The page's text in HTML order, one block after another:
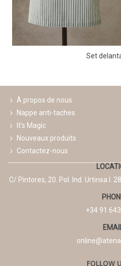
Set
À propos de nous
Nappe anti-taches
It's Magic
Nouveaux produits
Contactez-nous
C/ Pintores, 20. Pol. Ind. Urtinsa I.
+34 91
FOLLOW